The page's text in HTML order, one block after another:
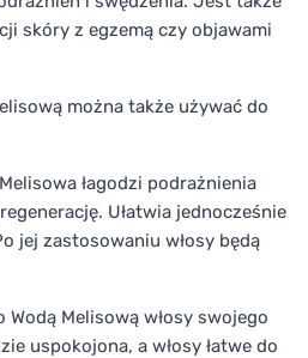
skóry z egzemą czy objawami
można także używać do
łagodzi podrażnienia
Ułatwia jednocześnie
jej zastosowaniu włosy będą
Wodą Melisową włosy swojego
uspokojona, a włosy łatwe do